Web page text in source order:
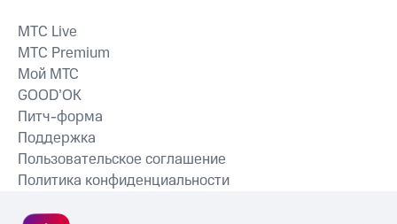
MTС Live
MTС Premium
Мой МТС
GOOD’OK
Питч-форма
Поддержка
Пользовательское соглашение
Политика конфиденциальности